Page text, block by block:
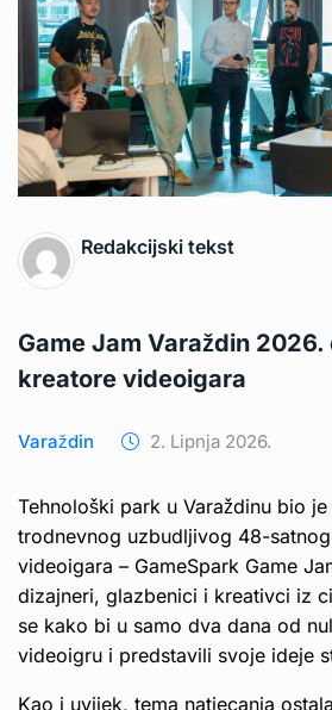
Redakcijski tekst
Game Jam Varaždin
kreatore videoigara
Varaždin 2. Lipnja 2026.
Tehnološki park u Varaždinu bio
trodnevnog uzbudljivog 48-
videoigara – GameSpark Game
dizajneri, glazbenici i kreativci iz
se kako bi u samo dva dana od
videoigru i predstavili svoje ideje
Kao i uvijek, tema natjecanja